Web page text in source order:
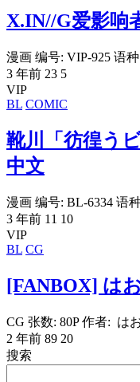
X.IN//G爱影响
漫画 编号: VIP-925 语
3 年前 23 5
VIP
BL COMIC
靴川「彷徨う
中文
漫画 编号: BL-6334 语
3 年前 11 10
VIP
BL CG
[FANBOX] は
CG 张数: 80P 作者: は
2 年前 89 20
搜索